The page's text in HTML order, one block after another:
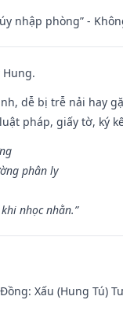
nhập phòng” -
dễ bị trễ nải hay
pháp, giấy tờ, ký
phân ly
nhọc nhằn.”
Đồng: Xấu (Hung Tú)